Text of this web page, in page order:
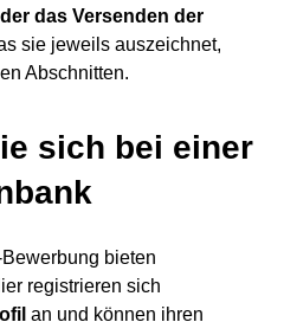
das Versenden der
sie jeweils auszeichnet,
Abschnitten.
sich bei einer
bieten
registrieren sich
an und können ihren